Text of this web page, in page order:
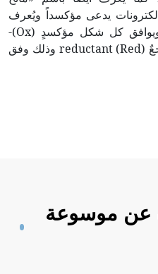
يدعى مؤكسداً ويُعرف
أيضاً باسم متقبِّل الإلكترونات، ويوافق كل شكل مؤكسدٍ (Ox)-
oxidant لنوع كيميائي شكلٌ مرجعٌ reductant (Red) وذلك وفق
عن موسوعة